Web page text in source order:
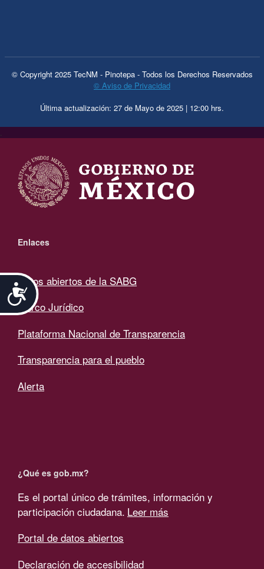
Accesibilidad
© Copyright 2025 TecNM - Pinotepa - Todos los Derechos Reservados
© Aviso de Privacidad
Última actualización: 27 de Mayo de 2025 | 12:00 hrs.
Enlaces
Datos abiertos de la SABG
Marco Jurídico
Plataforma Nacional de Transparencia
Transparencia para el pueblo
Alerta
¿Qué es gob.mx?
Es el portal único de trámites, información y
participación ciudadana. Leer más
Portal de datos abiertos
Declaración de accesibilidad